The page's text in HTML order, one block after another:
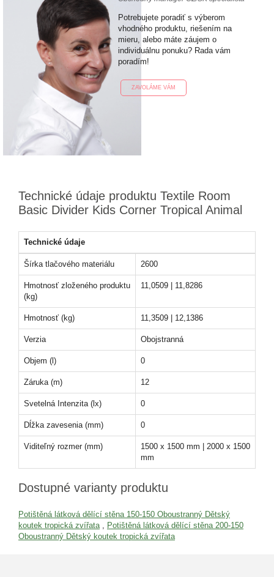
Potrebujete poradiť s výberom
vhodného produktu, riešením na
mieru, alebo máte záujem o
individuálnu ponuku? Rada vám
poradím!
ZAVOLÁME VÁM
Technické údaje produktu Textile Room
Basic Divider Kids Corner Tropical Animal
Technické údaje
Šírka tlačového materiálu 2600
Hmotnosť zloženého produktu
(kg)
11,0509 | 11,8286
Hmotnosť (kg) 11,3509 | 12,1386
Verzia Obojstranná
Objem (l) 0
Záruka (m) 12
Svetelná Intenzita (lx) 0
Dĺžka zavesenia (mm) 0
Viditeľný rozmer (mm)
1500 x 1500 mm | 2000 x 1500
mm
Dostupné varianty produktu
Potištěná látková dělící stěna 150-150 Oboustranný Dětský
koutek tropická zvířata
Potištěná látková dělící stěna 200-150
Oboustranný Dětský koutek tropická zvířata